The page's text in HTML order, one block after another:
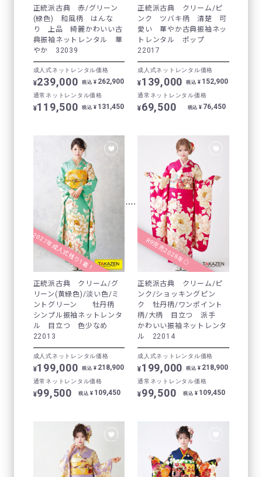
正統派古典 赤/グリーン
(緑色) 和風柄 はんな
り 上品 綺麗かわいい古
典振袖ネットレンタル 華
やか 32039
成人式ネットレンタル価格
¥239,000 税込 ¥ 262,900
通常ネットレンタル価格
¥119,500 税込 ¥ 131,450
正統派古典 クリーム/ピ
ンク ツバキ柄 清楚 可
愛い 華やか古典振袖ネッ
トレンタル ポップ
22017
成人式ネットレンタル価格
¥139,000 税込 ¥ 152,900
通常ネットレンタル価格
¥69,500 税込 ¥ 76,450
2027年成人式残り1着！
正統派古典 クリーム/グ
リーン(黄緑色)/淡い色/ミ
ントグリーン 牡丹柄
シンプル振袖ネットレンタ
ル 目立つ 色少なめ
22013
成人式ネットレンタル価格
¥199,000 税込 ¥ 218,900
通常ネットレンタル価格
¥99,500 税込 ¥ 109,450
R9完売2028年◎
正統派古典 クリーム/ピ
ンク/ショッキングピン
ク 牡丹柄/ワンポイント
柄/大柄 目立つ 派手
かわいい振袖ネットレンタ
ル 22014
成人式ネットレンタル価格
¥199,000 税込 ¥ 218,900
通常ネットレンタル価格
¥99,500 税込 ¥ 109,450